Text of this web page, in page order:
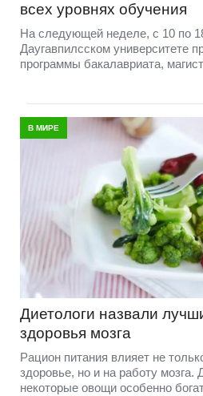
всех уровнях обучения
На следующей неделе, с 10 по
Даугавпилсском университете
программы бакалавриата,
В МИРЕ
Диетологи назвали
здоровья мозга
Рацион питания влияет не
здоровье, но и на работу мозга.
некоторые овощи особенно